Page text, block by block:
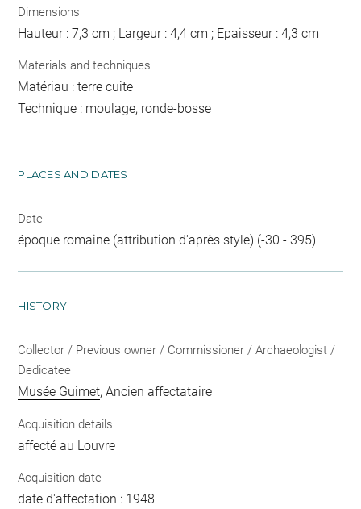
Dimensions
Hauteur : 7,3 cm ; Largeur : 4,4 cm ; Epaisseur : 4,3 cm
Materials and techniques
Matériau : terre cuite
Technique : moulage, ronde-bosse
PLACES AND DATES
Date
époque romaine (attribution d'après style) (-30 - 395)
HISTORY
Collector / Previous owner / Commissioner / Archaeologist /
Dedicatee
Musée Guimet, Ancien affectataire
Acquisition details
affecté au Louvre
Acquisition date
date d'affectation : 1948